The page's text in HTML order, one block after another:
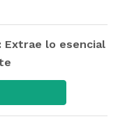
Extrae lo esencial